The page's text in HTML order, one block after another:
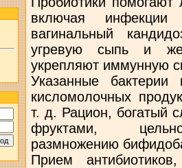
включая инфекции
вагинальный
угревую сыпь и
укрепляют иммунную
Указанные бактерии
кисломолочных
т. д. Рацион, богатый
фруктами,
размножению
Прием